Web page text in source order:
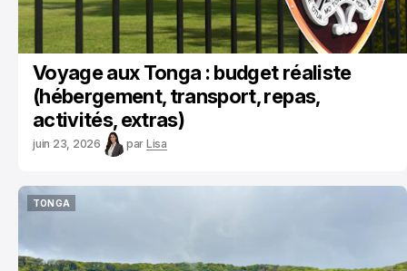
Voyage aux Tonga : budget réaliste
(hébergement, transport, repas,
activités, extras)
juin 23, 2026 par Lisa
TONGA